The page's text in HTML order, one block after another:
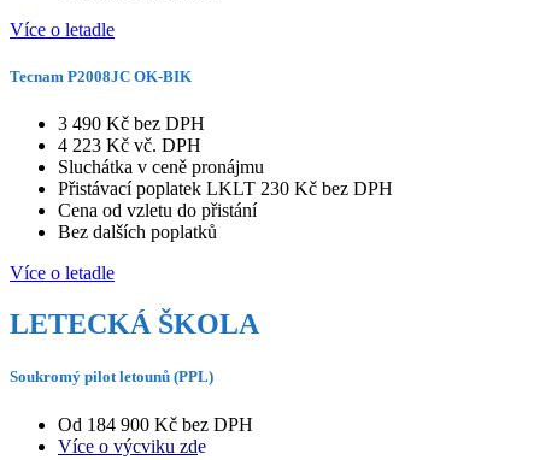
Více o letadle
Tecnam P2008JC OK-BIK
3 490 Kč bez DPH
4 223 Kč vč. DPH
Sluchátka v ceně pronájmu
Přistávací poplatek LKLT 230 Kč bez DPH
Cena od vzletu do přistání
Bez dalších poplatků
Více o letadle
LETECKÁ ŠKOLA
Soukromý pilot letounů (PPL)
Od 184 900 Kč bez DPH
Více o výcviku zde